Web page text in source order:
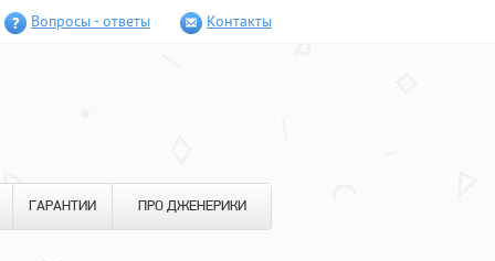
Вопросы - ответы Контакты
ГАРАНТИИ ПРО ДЖЕНЕРИКИ